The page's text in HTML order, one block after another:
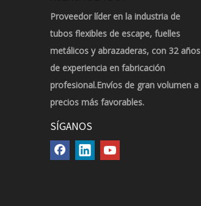
Proveedor líder en la industria de
tubos flexibles de escape, fuelles
metálicos y abrazaderas, con 32 años
de experiencia en fabricación
profesional.Envíos de gran volumen a
precios más favorables.
SÍGANOS